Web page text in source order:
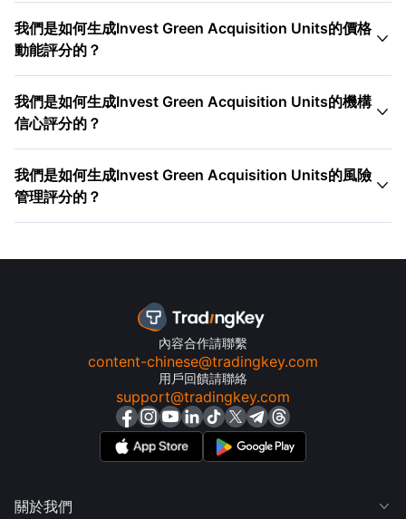
我們是如何生成Invest Green Acquisition Units的價格
動能評分的？

我們是如何生成Invest Green Acquisition Units的機構
信心評分的？

我們是如何生成Invest Green Acquisition Units的風險
管理評分的？

內容合作請聯繫
content-chinese@tradingkey.com
用戶回饋請聯絡
support@tradingkey.com
關於我們 